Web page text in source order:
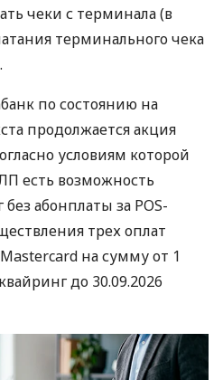
чеки с терминала (в
терминального чека
по состоянию на
продолжается акция
условиям которой
есть возможность
абонплаты за POS-
трех оплат
на сумму от 1
до 30.09.2026